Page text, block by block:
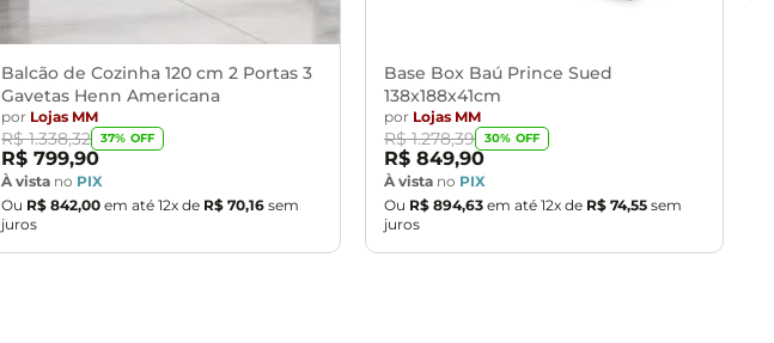
Balcão de Cozinha 120 cm 2 Portas 3
Gavetas Henn Americana
por Lojas MM
R$ 1.338,32 37% OFF
R$ 799,90
À vista no PIX
Ou R$ 842,00 em até 12x de R$ 70,16 sem
juros
Base Box Baú Prince Sued
138x188x41cm
por Lojas MM
R$ 1.278,39 30% OFF
R$ 849,90
À vista no PIX
Ou R$ 894,63 em até 12x de R$ 74,55 sem
juros